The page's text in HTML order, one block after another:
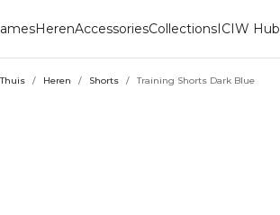
HerenAccessoriesCollectionsICIW Hub
Thuis / Heren / Shorts / Training Shorts Dark Blue